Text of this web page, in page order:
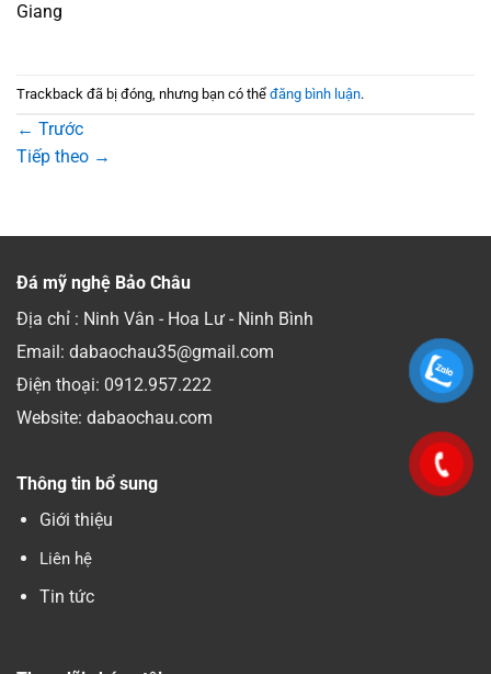
Giang
Trackback đã bị đóng, nhưng bạn có thể đăng bình luận.
← Trước
Tiếp theo →
Đá mỹ nghệ Bảo Châu
Địa chỉ : Ninh Vân - Hoa Lư - Ninh Bình
Email: dabaochau35@gmail.com
Điện thoại: 0912.957.222
Website: dabaochau.com
Thông tin bổ sung
Giới thiệu
Liên hệ
Tin tức